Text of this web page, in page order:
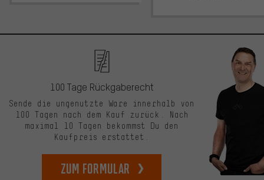
100 Tage Rückgaberecht
Sende die ungenutzte Ware innerhalb von
100 Tagen nach dem Kauf zurück. Nach
maximal 10 Tagen bekommst Du den
Kaufpreis erstattet.
zum Formular